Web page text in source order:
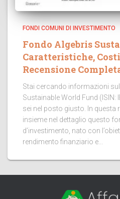
FONDI COMUNI DI INVESTIMENTO
Fondo Algebris
Caratteristiche,
Recensione
Stai cercando informazioni
Sustainable World Fund (ISIN:
sei nel posto giusto. In questa
insieme nel dettaglio questo
d’investimento, nato con
rendimento finanziario e...